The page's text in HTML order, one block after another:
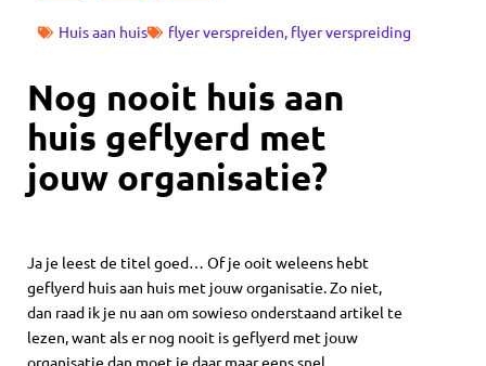
Huis aan huis flyer verspreiden, flyer verspreiding
Nog nooit huis aan
huis geflyerd met
jouw organisatie?
Ja je leest de titel goed… Of je ooit weleens hebt
geflyerd huis aan huis met jouw organisatie. Zo niet,
dan raad ik je nu aan om sowieso onderstaand artikel te
lezen, want als er nog nooit is geflyerd met jouw
organisatie dan moet je daar maar eens snel